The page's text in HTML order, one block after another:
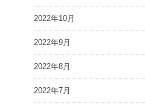
2022年10月
2022年9月
2022年8月
2022年7月